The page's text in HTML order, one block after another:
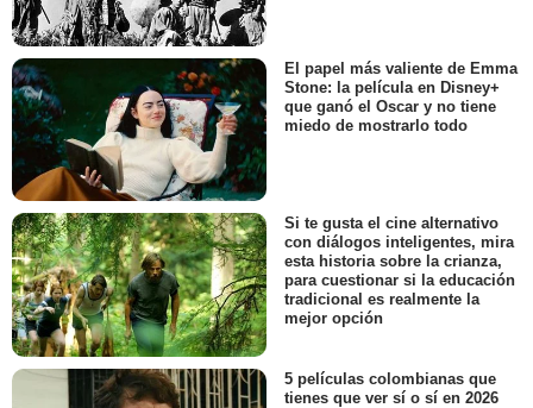
El papel más valiente de Emma
Stone: la película en Disney+
que ganó el Oscar y no tiene
miedo de mostrarlo todo
Si te gusta el cine alternativo
con diálogos inteligentes, mira
esta historia sobre la crianza,
para cuestionar si la educación
tradicional es realmente la
mejor opción
5 películas colombianas que
tienes que ver sí o sí en 2026